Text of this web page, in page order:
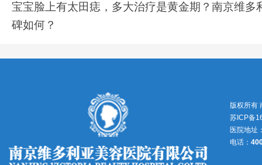
宝宝脸上有太田痣，多大治疗是黄金期？南京维多
碑如何？
版权所有
苏ICP备
医院地址
电话：